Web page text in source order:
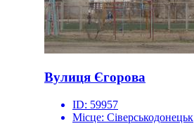
Вулиця Єгорова
ID: 59957
Місце: Сіверськодонецьк